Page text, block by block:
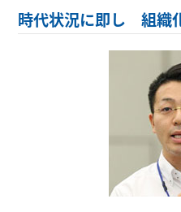
時代状況に即し 組織